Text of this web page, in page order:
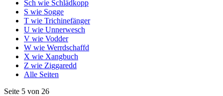
Sch wie Schlädkopp
S wie Sogge
T wie Trichinefänger
U wie Unnerwesch
V wie Vodder
W wie Werrdschaffd
X wie Xangbuch
Z wie Ziggaredd
Alle Seiten
Seite 5 von 26